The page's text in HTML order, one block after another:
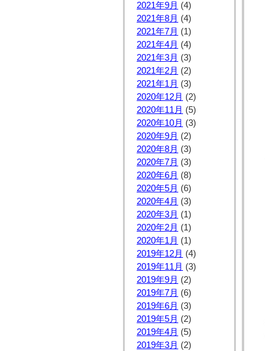
2021年9月 (4)
2021年8月 (4)
2021年7月 (1)
2021年4月 (4)
2021年3月 (3)
2021年2月 (2)
2021年1月 (3)
2020年12月 (2)
2020年11月 (5)
2020年10月 (3)
2020年9月 (2)
2020年8月 (3)
2020年7月 (3)
2020年6月 (8)
2020年5月 (6)
2020年4月 (3)
2020年3月 (1)
2020年2月 (1)
2020年1月 (1)
2019年12月 (4)
2019年11月 (3)
2019年9月 (2)
2019年7月 (6)
2019年6月 (3)
2019年5月 (2)
2019年4月 (5)
2019年3月 (2)